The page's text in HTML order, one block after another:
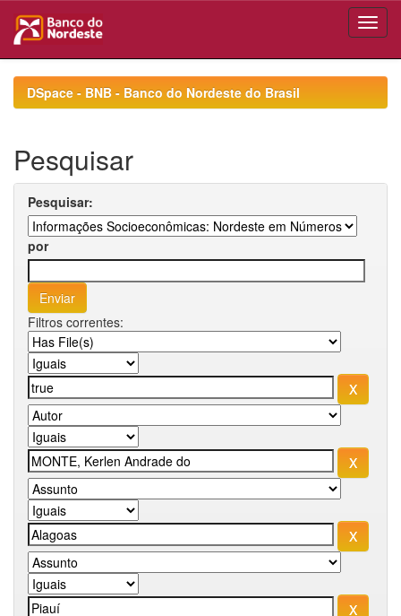
navigationDSpace - BNB - Banco do Nordeste do Brasil
Pesquisar
Pesquisar:
por
Filtros correntes: